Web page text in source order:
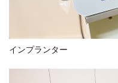
インプランター